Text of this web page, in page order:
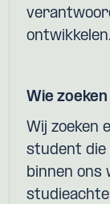
ontwikkelen.
Wie zoeken
Wij zoeken
student die
binnen ons